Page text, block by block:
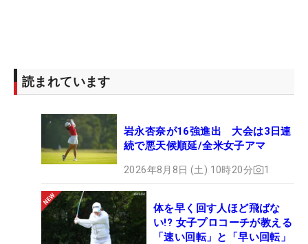
読まれています
岩永杏奈が16強進出 大会は3日連
続で悪天候順延/全米女子アマ
2026年8月8日 (土) 10時20分 1
体を早く回す人ほど飛ばな
い!? 女子プロコーチが教える
「速い回転」と「早い回転」